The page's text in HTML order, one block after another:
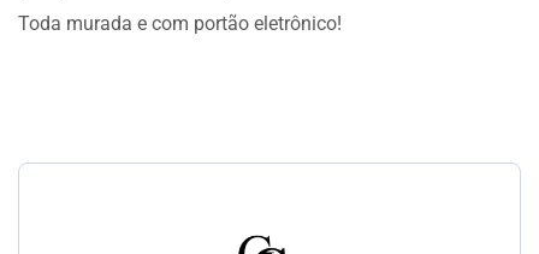
Toda murada e com portão eletrônico!